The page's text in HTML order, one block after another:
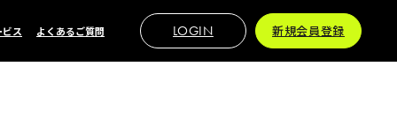
ス よくあるご質問 LOGIN 新規会員登録